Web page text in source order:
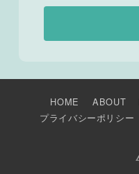
HOME ABOUT
プライバシーポリシー